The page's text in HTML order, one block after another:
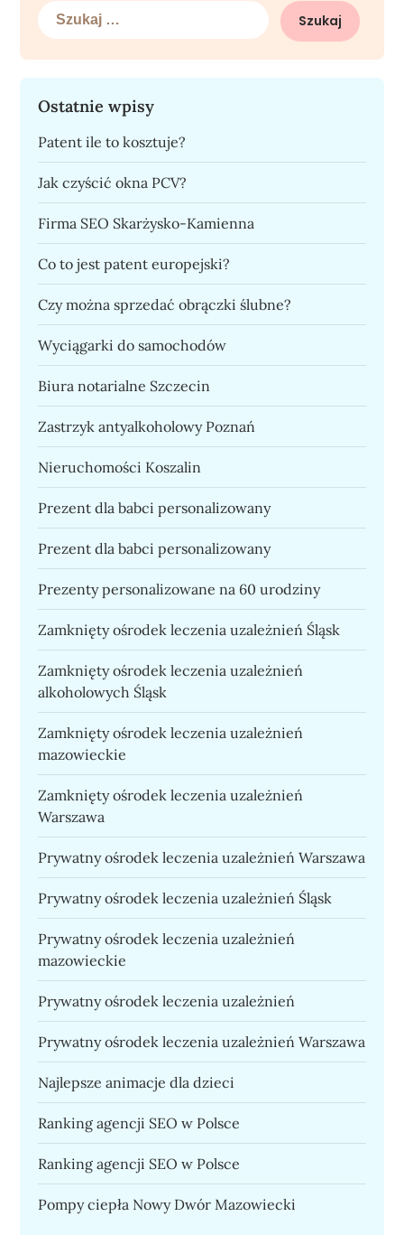
Szukaj:
Ostatnie wpisy
Patent ile to kosztuje?
Jak czyścić okna PCV?
Firma SEO Skarżysko-Kamienna
Co to jest patent europejski?
Czy można sprzedać obrączki ślubne?
Wyciągarki do samochodów
Biura notarialne Szczecin
Zastrzyk antyalkoholowy Poznań
Nieruchomości Koszalin
Prezent dla babci personalizowany
Prezent dla babci personalizowany
Prezenty personalizowane na 60 urodziny
Zamknięty ośrodek leczenia uzależnień Śląsk
Zamknięty ośrodek leczenia uzależnień
alkoholowych Śląsk
Zamknięty ośrodek leczenia uzależnień
mazowieckie
Zamknięty ośrodek leczenia uzależnień
Warszawa
Prywatny ośrodek leczenia uzależnień Warszawa
Prywatny ośrodek leczenia uzależnień Śląsk
Prywatny ośrodek leczenia uzależnień
mazowieckie
Prywatny ośrodek leczenia uzależnień
Prywatny ośrodek leczenia uzależnień Warszawa
Najlepsze animacje dla dzieci
Ranking agencji SEO w Polsce
Ranking agencji SEO w Polsce
Pompy ciepła Nowy Dwór Mazowiecki